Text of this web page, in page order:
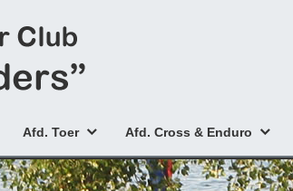
Afd. Toer Afd. Cross & Enduro